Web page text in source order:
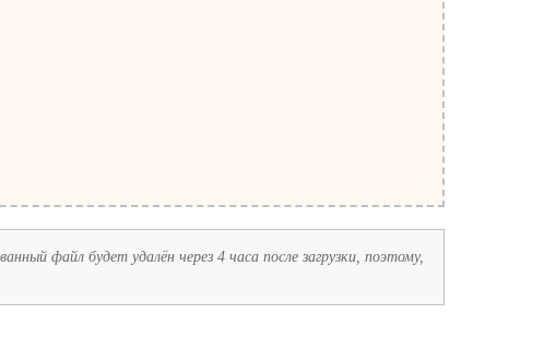
файл будет удалён через 4 часа после загрузки, поэтому,